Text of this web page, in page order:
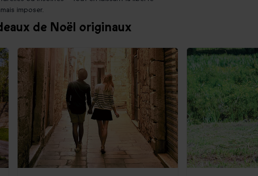
imposer.
de Noël originaux